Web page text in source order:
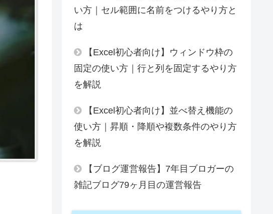
い方｜セル範囲に名前をつけるやり方と
は
【Excel初心者向け】ウィンドウ枠の
固定の使い方｜行と列を固定するやり方
を解説
【Excel初心者向け】並べ替え機能の
使い方｜昇順・降順や複数条件のやり方
を解説
【ブログ運営報告】7年目ブロガーの
雑記ブログ79ヶ月目の運営報告